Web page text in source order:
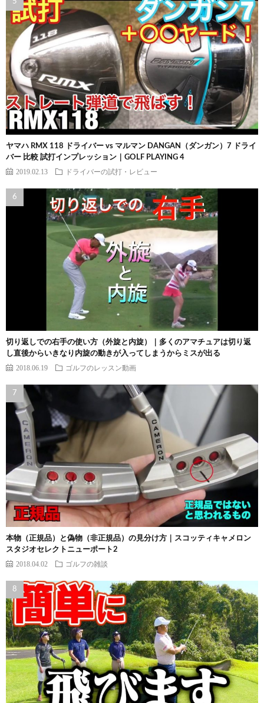
ヤマハ RMX 118 ドライバー vs マルマン DANGAN（ダンガン）7 ドライ
バー 比較 試打インプレッション｜GOLF PLAYING 4
2019.02.13 ドライバーの試打・レビュー
切り返しでの右手の使い方（外旋と内旋）｜多くのアマチュアは切り返
し直後からいきなり内旋の動きが入ってしまうからミスが出る
2018.06.19 ゴルフのレッスン動画
本物（正規品）と偽物（非正規品）の見分け方｜スコッティキャメロン
スタジオセレクトニューポート2
2018.04.02 ゴルフの雑談